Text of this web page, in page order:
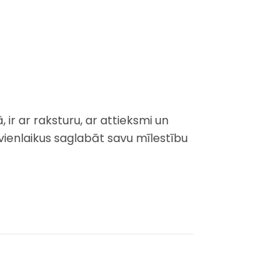
ir ar raksturu, ar attieksmi un
saglabāt savu mīlestību